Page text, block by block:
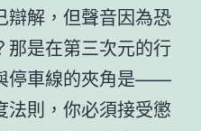
辯解，但聲音因為恐
那是在第三次元的行
停車線的夾角是——
法則，你必須接受懲